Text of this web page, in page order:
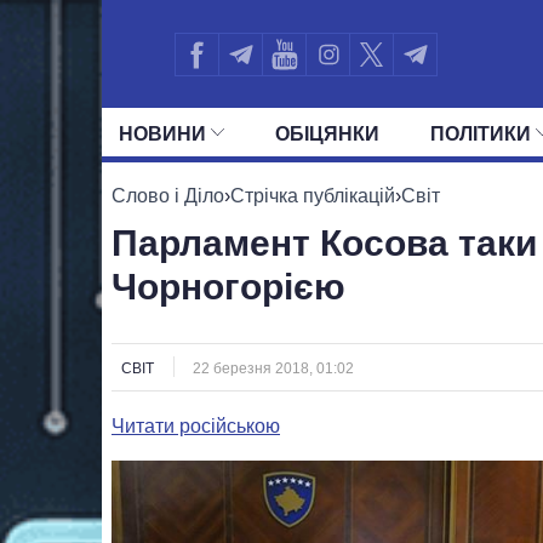
НОВИНИ ОБIЦЯНКИ ПОЛIТИКИ
УСІ ПОЛІТИКИ ПРЕЗИДЕНТ І ОФІС
Слово і Діло›Стрічка публікацій›Світ
Парламент Косова таки
Чорногорією
СВІТ 22 березня 2018, 01:02
Читати російською